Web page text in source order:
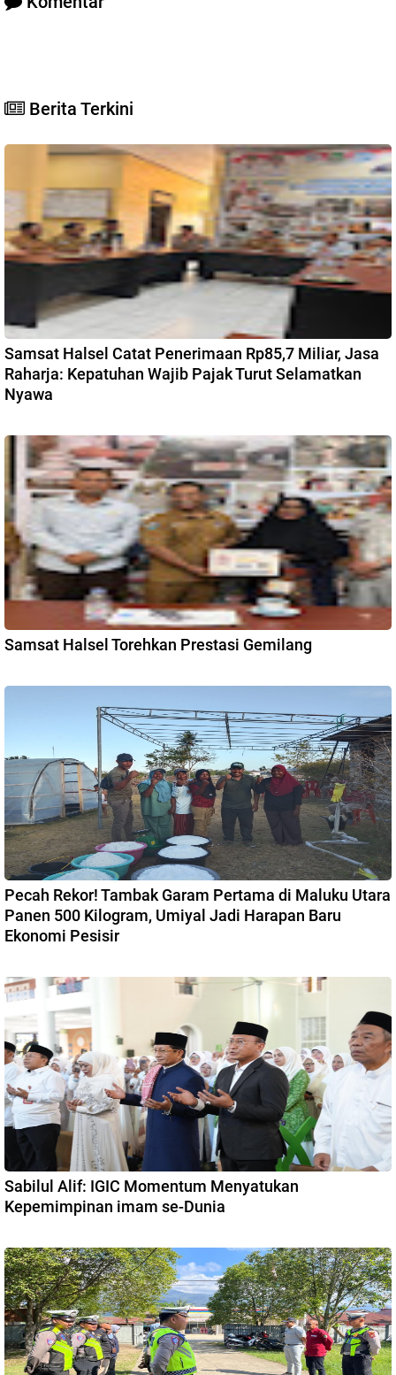
Berita Terkini
Samsat Halsel Catat Penerimaan Rp85,7 Miliar, Jasa
Raharja: Kepatuhan Wajib Pajak Turut Selamatkan
Nyawa
Samsat Halsel Torehkan Prestasi Gemilang
Pecah Rekor! Tambak Garam Pertama di Maluku Utara
Panen 500 Kilogram, Umiyal Jadi Harapan Baru
Ekonomi Pesisir
Sabilul Alif: IGIC Momentum Menyatukan
Kepemimpinan imam se-Dunia